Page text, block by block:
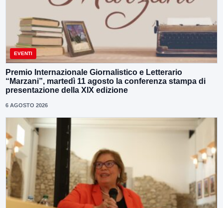
EVENTI
Premio Internazionale Giornalistico e Letterario
“Marzani”, martedì 11 agosto la conferenza stampa di
presentazione della XIX edizione
6 AGOSTO 2026